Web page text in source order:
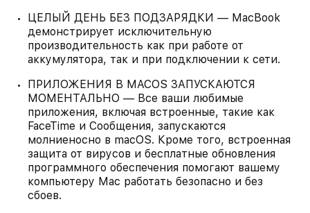
ЦЕЛЫЙ ДЕНЬ БЕЗ ПОДЗАРЯДКИ — MacBook
демонстрирует исключительную
производительность как при работе от
аккумулятора, так и при подключении к сети.
ПРИЛОЖЕНИЯ В MACOS ЗАПУСКАЮТСЯ
МОМЕНТАЛЬНО — Все ваши любимые
приложения, включая встроенные, такие как
FaceTime и Сообщения, запускаются
молниеносно в macOS. Кроме того, встроенная
защита от вирусов и бесплатные обновления
программного обеспечения помогают вашему
компьютеру Mac работать безопасно и без
сбоев.